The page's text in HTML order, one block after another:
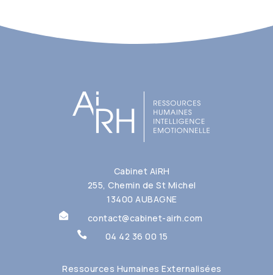
Cabinet AiRH
255, Chemin de St Michel
13400 AUBAGNE
 contact@cabinet-airh.com
 04 42 36 00 15
Ressources Humaines Externalisées